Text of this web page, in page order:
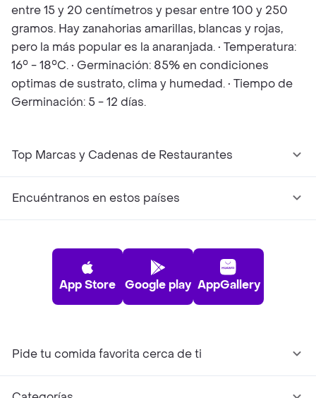
entre 15 y 20 centímetros y pesar entre 100 y 250
gramos. Hay zanahorias amarillas, blancas y rojas,
pero la más popular es la anaranjada. • Temperatura:
16° - 18°C. • Germinación: 85% en condiciones
optimas de sustrato, clima y humedad. • Tiempo de
Germinación: 5 - 12 días.
Top Marcas y Cadenas de Restaurantes
Encuéntranos en estos países
App Store Google play AppGallery
Pide tu comida favorita cerca de ti